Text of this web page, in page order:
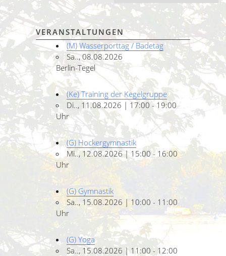
VERANSTALTUNGEN
(M) Wasserporttag / Badetag
Sa.., 08.08.2026
Berlin-Tegel
(Ke) Training der Kegelgruppe
Di.., 11.08.2026 | 17:00 - 19:00
Uhr
(G) Hockergymnastik
Mi.., 12.08.2026 | 15:00 - 16:00
Uhr
(G) Gymnastik
Sa.., 15.08.2026 | 10:00 - 11:00
Uhr
(G) Yoga
Sa.., 15.08.2026 | 11:00 - 12:00